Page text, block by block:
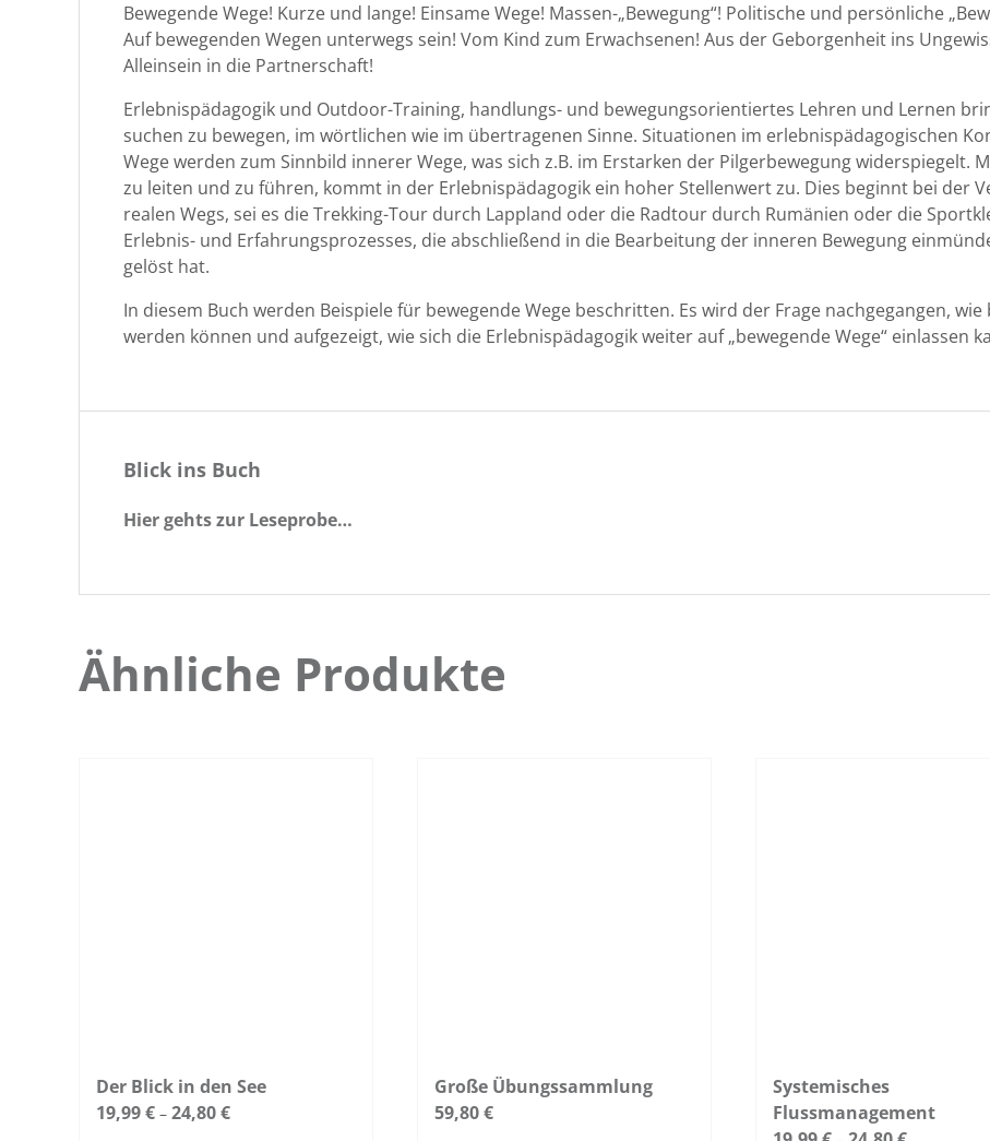
Bewe­gende Wege! Kurze und lange! Ein­same Wege! Massen-„Bewegung“! Poli­tis­che und per­sön­liche
Auf bewe­gen­den Wegen unter­wegs sein! Vom Kind zum Erwach­se­nen! Aus der Gebor­gen­heit ins
Allein­sein in die Partnerschaft!
Erleb­nis­päd­a­gogik und Out­door-Train­ing, hand­lungs- und bewe­gung­sori­en­tiertes Lehren und Ler­nen
suchen zu bewe­gen, im wörtlichen wie im über­tra­ge­nen Sinne. Sit­u­a­tio­nen im erleb­nis­päd­a­gogis­chen
Wege wer­den zum Sinnbild inner­er Wege, was sich z.B. im Erstarken der Pil­ger­be­we­gung wider­spiegelt.
zu leit­en und zu führen, kommt in der Erleb­nis­päd­a­gogik ein hoher Stel­len­wert zu. Dies begin­nt bei der
realen Wegs, sei es die Trekking-Tour durch Lap­p­land oder die Rad­tour durch Rumänien oder die
Erleb­nis- und Erfahrung­sprozess­es, die abschließend in die Bear­beitung der inneren Bewe­gung
gelöst hat.
In diesem Buch wer­den Beispiele für bewe­gende Wege beschrit­ten. Es wird der Frage nachge­gan­gen,
wer­den kön­nen und aufgezeigt, wie sich die Erleb­nis­päd­a­gogik weit­er auf „bewe­gende Wege“ ein­lassen
Blick ins Buch
Hier gehts zur Leseprobe…
Ähnliche Produkte
Der Blick in den See
19,99€ – 24,80€
Große Übungssammlung
59,80€
Systemisches
Flussmanagement